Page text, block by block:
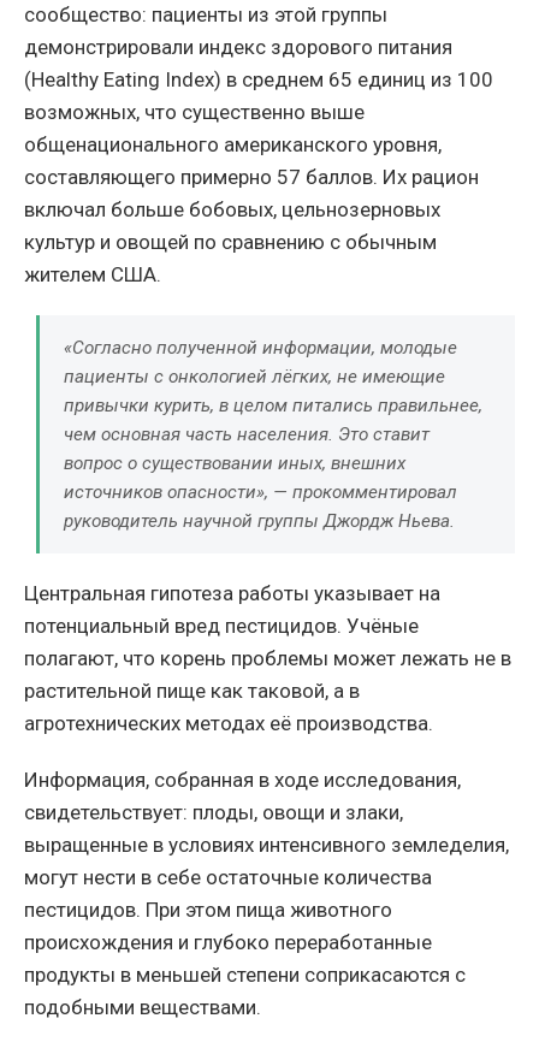
сообщество: пациенты из этой группы
демонстрировали индекс здорового питания
(Healthy Eating Index) в среднем 65 единиц из 100
возможных, что существенно выше
общенационального американского уровня,
составляющего примерно 57 баллов. Их рацион
включал больше бобовых, цельнозерновых
культур и овощей по сравнению с обычным
жителем США.
«Согласно полученной информации, молодые
пациенты с онкологией лёгких, не имеющие
привычки курить, в целом питались правильнее,
чем основная часть населения. Это ставит
вопрос о существовании иных, внешних
источников опасности», — прокомментировал
руководитель научной группы Джордж Ньева.
Центральная гипотеза работы указывает на
потенциальный вред пестицидов. Учёные
полагают, что корень проблемы может лежать не в
растительной пище как таковой, а в
агротехнических методах её производства.
Информация, собранная в ходе исследования,
свидетельствует: плоды, овощи и злаки,
выращенные в условиях интенсивного земледелия,
могут нести в себе остаточные количества
пестицидов. При этом пища животного
происхождения и глубоко переработанные
продукты в меньшей степени соприкасаются с
подобными веществами.